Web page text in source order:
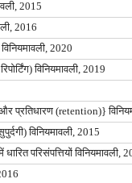
2015
2016
2020
विनियमावली, 2019
प्रतिधारण (retention)}
विनियमावली, 2015
धारित परिसंपत्तियों विनियमावली,